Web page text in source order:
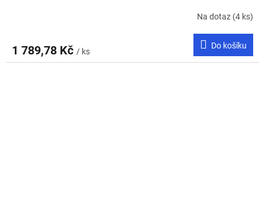
Na dotaz (4 ks)
1 789,78 Kč / ks
Do košíku